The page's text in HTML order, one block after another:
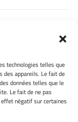
technologies telles que
des appareils. Le fait de
données telles que le
Le fait de ne pas
négatif sur certaines